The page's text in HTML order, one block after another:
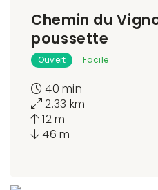
Chemin du
poussette
Ouvert Facile
40 min
2.33 km
12 m
46 m